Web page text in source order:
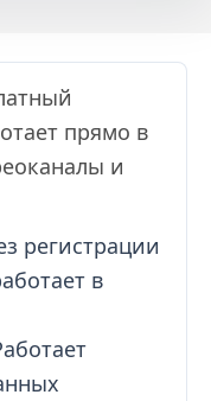
прямо в
и
регистрации
в